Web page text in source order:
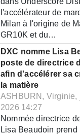
l'accélérateur de
Milan à l'origine de
GR10K et du…
DXC nomme Lisa
poste de directrice
afin d'accélérer sa
la matière
ASHBURN, Virginie,
2026 14:27
Nommée directrice
Lisa Beaudoin prend